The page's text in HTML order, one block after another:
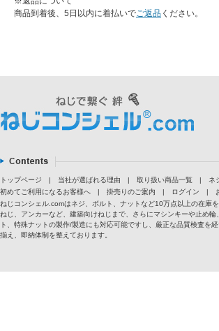
商品到着後、5日以内に着払いでご返品 ください。
トップページ | 当社が選ばれる理由 | 取り扱い商品一覧 |
ネ
初めてご利用になるお客様へ
| 掛売りのご案内 | ログイン |
ねじコンシェル.comはネジ、ボルト、ナットなど10万点以上の在庫
ねじ、アンカーなど、建築向けねじまで、さらにマシンキーや止め
ト、特殊ナットの製作/製造にも対応可能ですし、厳正な品質検査を
揃え、即納体制を整えております。